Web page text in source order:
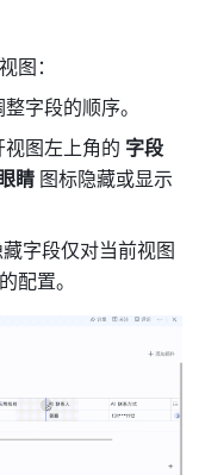
图：
字段的顺序。
图左上角的 字段
睛 图标隐藏或显示
字段仅对当前视图
配置。